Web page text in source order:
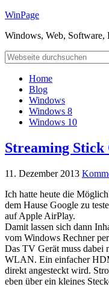
WinPage
Windows, Web, Software,
Home
Blog
Windows
Windows 8
Windows 10
Streaming Stick
11. Dezember 2013
Ich hatte heute die
dem Hause Google zu
auf Apple AirPlay.
Damit lassen sich dann
vom Windows Rechner
Das TV Gerät muss dabei
WLAN. Ein einfacher
direkt angesteckt wird.
eben über ein kleines